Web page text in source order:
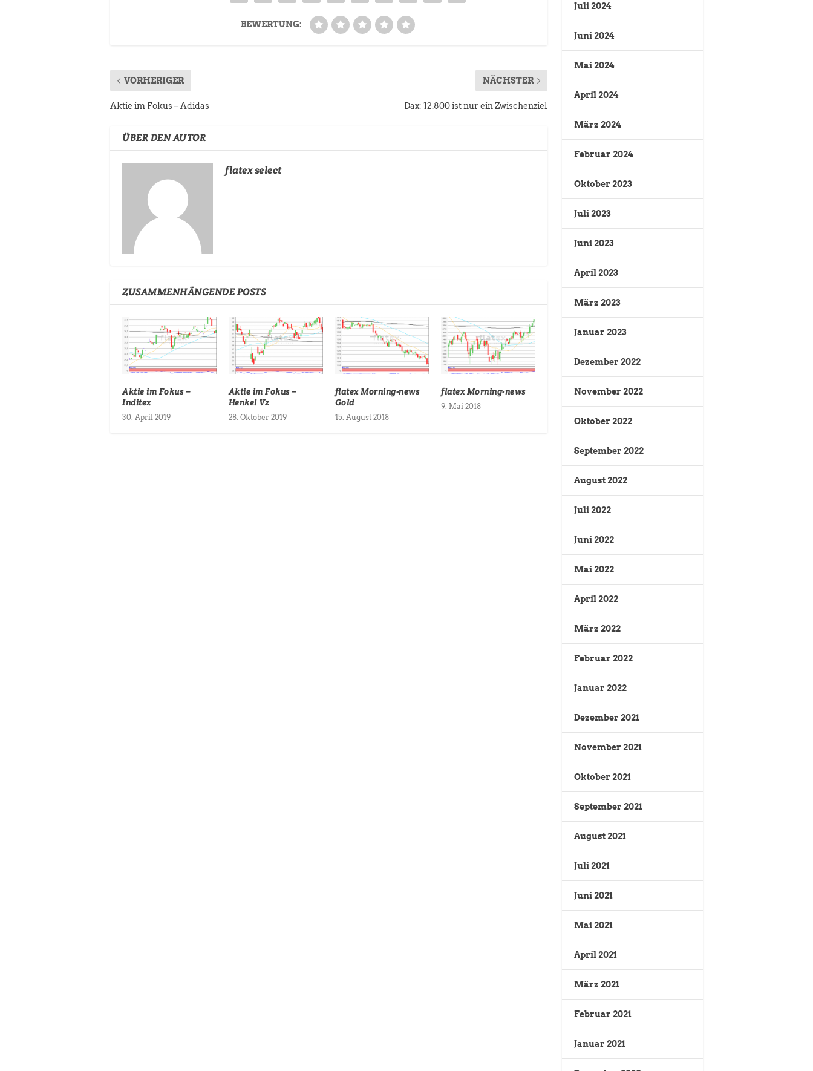
BEWERTUNG:
VORHERIGER
Aktie im Fokus – Adidas
NÄCHSTER
Dax: 12.800 ist nur ein Zwischenziel
ÜBER DEN AUTOR
flatex select
ZUSAMMENHÄNGENDE POSTS
Aktie im Fokus –
Inditex
30. April 2019
Aktie im Fokus –
Henkel Vz
28. Oktober 2019
flatex Morning-news
Gold
15. August 2018
flatex Morning-news
9. Mai 2018
Juli 2024
Juni 2024
Mai 2024
April 2024
März 2024
Februar 2024
Oktober 2023
Juli 2023
Juni 2023
April 2023
März 2023
Januar 2023
Dezember 2022
November 2022
Oktober 2022
September 2022
August 2022
Juli 2022
Juni 2022
Mai 2022
April 2022
März 2022
Februar 2022
Januar 2022
Dezember 2021
November 2021
Oktober 2021
September 2021
August 2021
Juli 2021
Juni 2021
Mai 2021
April 2021
März 2021
Februar 2021
Januar 2021